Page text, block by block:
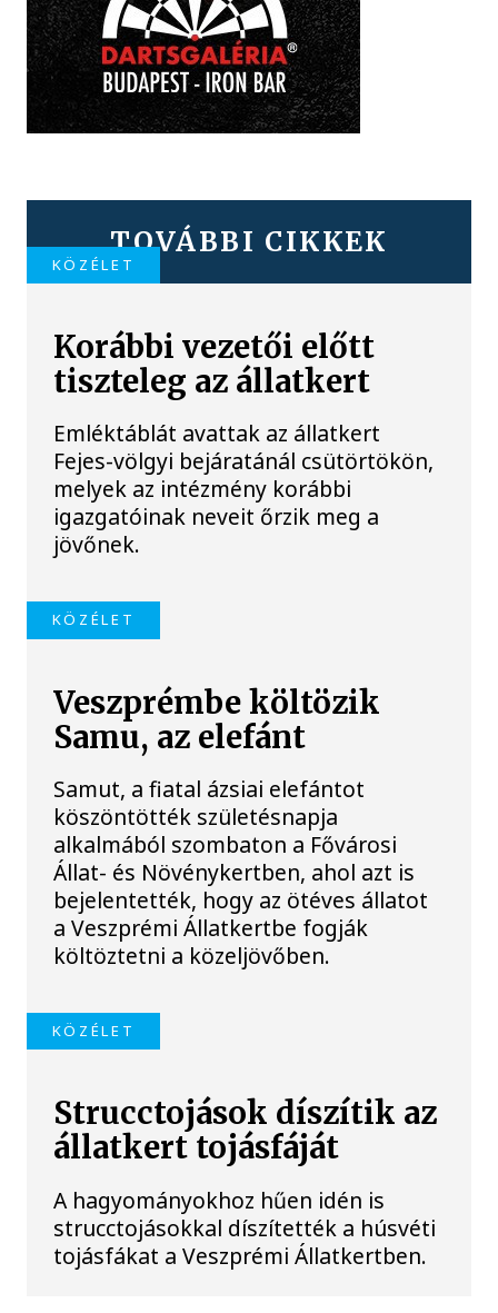
TOVÁBBI CIKKEK
KÖZÉLET
Korábbi vezetői előtt
tiszteleg az állatkert
Emléktáblát avattak az állatkert
Fejes-völgyi bejáratánál csütörtökön,
melyek az intézmény korábbi
igazgatóinak neveit őrzik meg a
jövőnek.
KÖZÉLET
Veszprémbe költözik
Samu, az elefánt
Samut, a fiatal ázsiai elefántot
köszöntötték születésnapja
alkalmából szombaton a Fővárosi
Állat- és Növénykertben, ahol azt is
bejelentették, hogy az ötéves állatot
a Veszprémi Állatkertbe fogják
költöztetni a közeljövőben.
KÖZÉLET
Strucctojások díszítik az
állatkert tojásfáját
A hagyományokhoz hűen idén is
strucctojásokkal díszítették a húsvéti
tojásfákat a Veszprémi Állatkertben.